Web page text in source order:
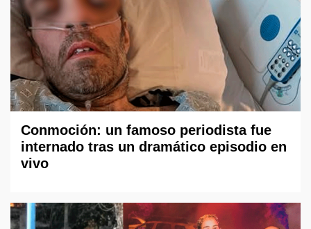
Conmoción: un famoso periodista fue
internado tras un dramático episodio en
vivo